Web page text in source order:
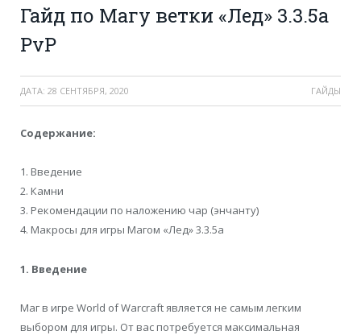
Гайд по Магу ветки «Лед» 3.3.5a
PvP
ДАТА: 28 СЕНТЯБРЯ, 2020 ГАЙДЫ
Cодержание:
1. Введение
2. Камни
3. Рекомендации по наложению чар (энчанту)
4. Макросы для игры Магом «Лед» 3.3.5a
1. Введение
Маг в игре World of Warcraft является не самым легким
выбором для игры. От вас потребуется максимальная